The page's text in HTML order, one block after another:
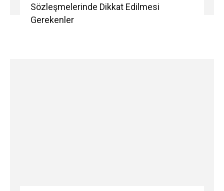
Sözleşmelerinde Dikkat Edilmesi
Gerekenler